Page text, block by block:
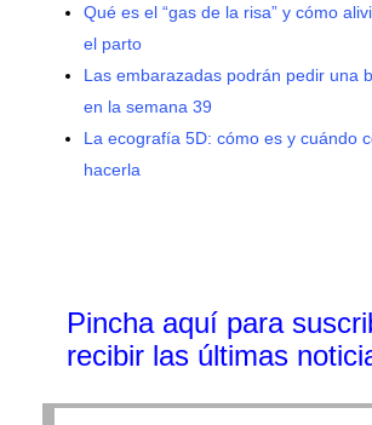
Qué es el “gas de la risa” y cómo
el parto
Las embarazadas podrán pedir una
en la semana 39
La ecografía 5D: cómo es y cuándo
hacerla
Pincha aquí para
recibir las últimas